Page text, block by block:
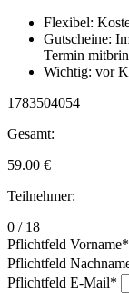
Flexibel:
Gutscheine:
Termin
Wichtig: vor
1783504054
Gesamt:
59.00 €
Teilnehmer:
0 / 18
Pflichtfeld Vorname*
Pflichtfeld
Pflichtfeld E-Mail*